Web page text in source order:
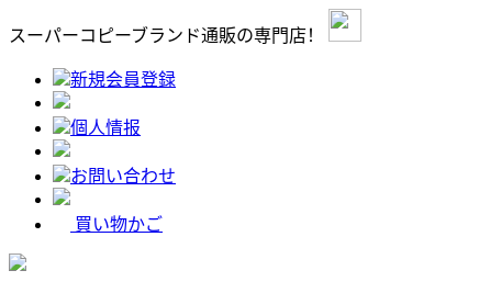
スーパーコピーブランド通販の専門店！
新規会員登録
個人情报
お問い合わせ
買い物かご